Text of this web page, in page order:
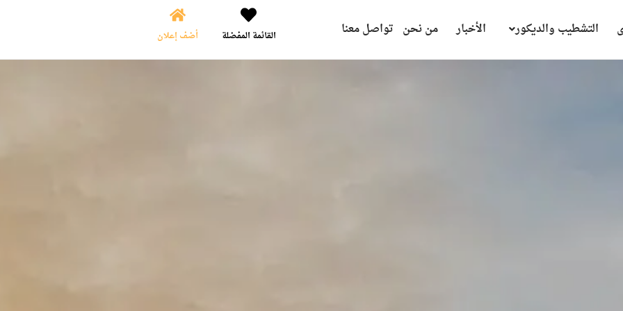
التشطيب والديكور الأخبار من نحن تواصل معنا القائمة المفضلة أضف إعلان